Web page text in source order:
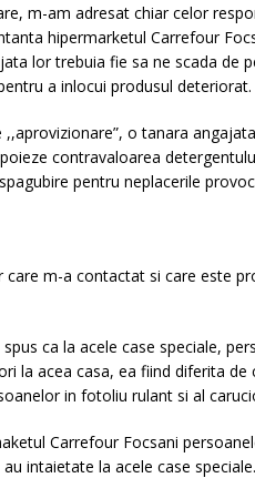
m-am adresat chiar celor
hipermarketul Carrefour
lor trebuia fie sa ne scada de
a inlocui produsul deteriorat.
o tanara
contravaloarea
pentru neplacerile
m-a contactat si care este
ca la acele case speciale,
la acea casa, ea fiind diferita de
in fotoliu rulant si al
Carrefour Focsani
intaietate la acele case speciale.